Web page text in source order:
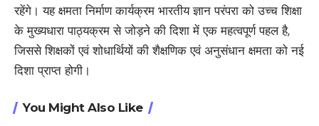
रहेंगे। यह क्षमता निर्माण कार्यक्रम भारतीय ज्ञान परंपरा को उच्च शिक्षा
के मुख्यधारा पाठ्यक्रम से जोड़ने की दिशा में एक महत्वपूर्ण पहल है,
जिससे शिक्षकों एवं शोधार्थियों की शैक्षणिक एवं अनुसंधान क्षमता को नई
दिशा प्राप्त होगी।
You Might Also Like